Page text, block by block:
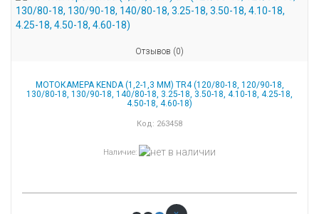
Отзывов (0)
МОТОКАМЕРА KENDA (1,2-1,3 ММ) TR4 (120/80-18, 120/90-18,
130/80-18, 130/90-18, 140/80-18, 3.25-18, 3.50-18, 4.10-18, 4.25-18,
4.50-18, 4.60-18)
Код: 263458
Наличие: